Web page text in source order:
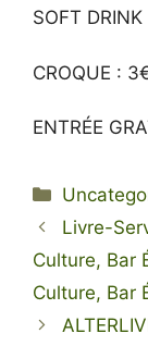
SOFT
CROQUE :
ENTRÉE
Livre-
Culture, Bar
Culture, Bar